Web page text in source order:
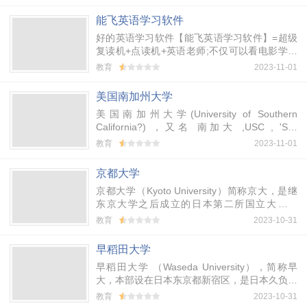
能飞英语学习软件
好的英语学习软件【能飞英语学习软件】=超级
复读机+点读机+英语老师;不仅可以看电影学英
语，还可便利复读、听写、角色扮演、口语模仿
教育 2023-11-01
美国南加州大学
美国南加州大学(University of Southern
California?) ，又名 南加大 ,USC , 'SC,
Southern California 和 Southern Cal ,位于加州
州及美国西岸最古老的私立大学。南加大的课程
水准极受肯定，其中商学院、电影、传播、建
筑、医学及理工学院等科系在美国大学中相当知
名。
教育 2023-11-01
京都大学
京都大学（Kyoto University）简称京大，是继
东京大学之后成立的日本第二所国立大学。
1892年，23位国会议员在向国会提出的一个议
争，对办学和学生的培养都不利，建议在当时的
西京-京都建一所大学，1897年议案被通过，大
学得以诞生，当时定名为京都帝国大学。
教育 2023-10-31
早稻田大学
早稻田大学 （Waseda University），简称早
大，本部设在日本东京都新宿区，是日本久负盛
名的大学。1882年伴随着“学问要*”的宣言声，
教育 2023-10-31